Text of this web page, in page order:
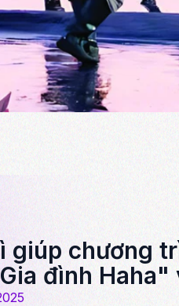
giúp chương
đình